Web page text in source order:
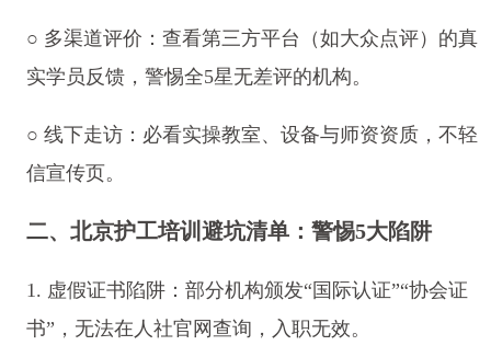
○ 多渠道评价：查看第三方平台（如大众点评）的真
实学员反馈，警惕全5星无差评的机构。
○ 线下走访：必看实操教室、设备与师资资质，不轻
信宣传页。
二、北京护工培训避坑清单：警惕5大陷阱
1. 虚假证书陷阱：部分机构颁发“国际认证”“协会证
书”，无法在人社官网查询，入职无效。